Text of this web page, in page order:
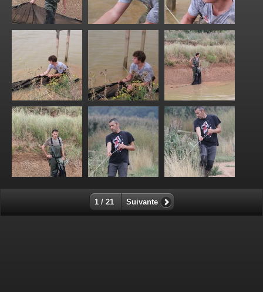
1 / 21 Suivante